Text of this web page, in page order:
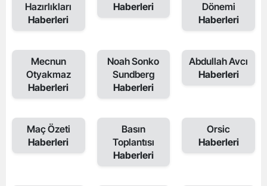
Hazırlıkları
Haberleri
Haberleri
Dönemi
Haberleri
Mecnun
Otyakmaz
Haberleri
Noah Sonko
Sundberg
Haberleri
Abdullah Avcı
Haberleri
Maç Özeti
Haberleri
Basın
Toplantısı
Haberleri
Orsic
Haberleri